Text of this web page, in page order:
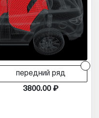
передний ряд
3800.00